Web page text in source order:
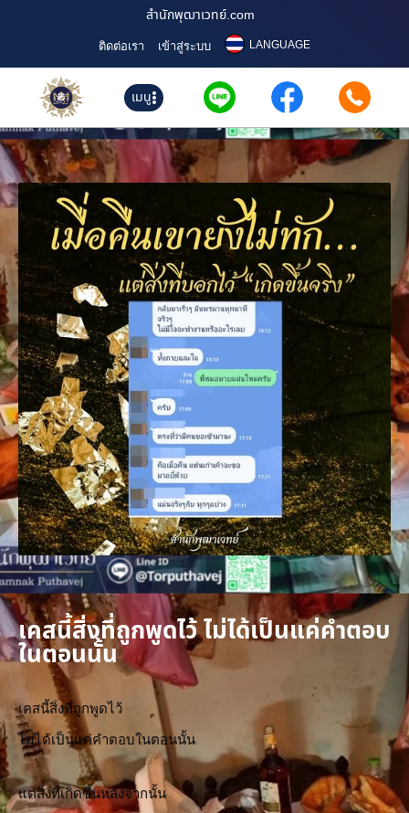
สำนักพุฒาเวทย์.com
ติดต่อเรา เข้าสู่ระบบ LANGUAGE
เมนู
เคสนี้สิ่งที่ถูกพูดไว้ ไม่ได้เป็นแค่คำตอบ
ในตอนนั้น
เคสนี้สิ่งที่ถูกพูดไว้
ไม่ได้เป็นแค่คำตอบในตอนนั้น
แต่สิ่งที่เกิดขึ้นหลังจากนั้น